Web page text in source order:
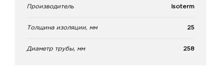
Производитель Isoterm
Толщина изоляции, мм 25
Диаметр трубы, мм 258